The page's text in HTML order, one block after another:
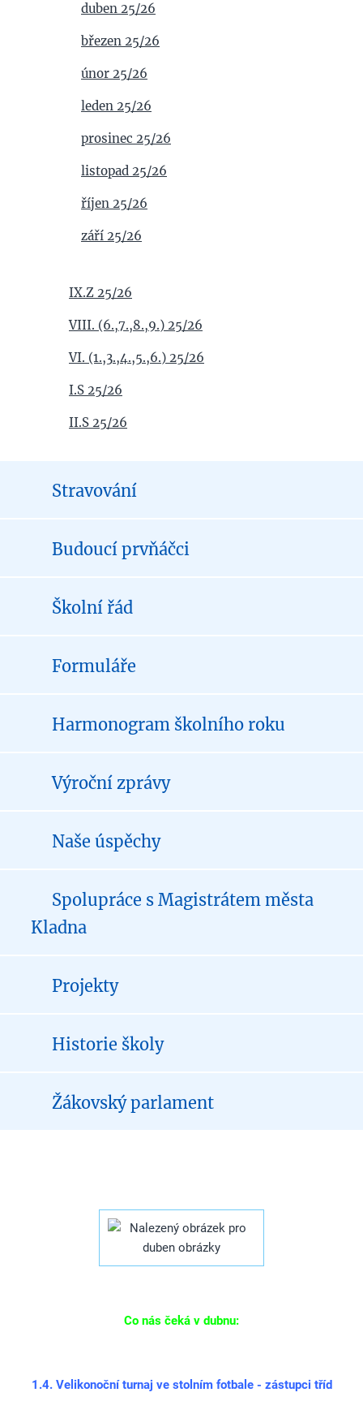
duben 25/26
březen 25/26
únor 25/26
leden 25/26
prosinec 25/26
listopad 25/26
říjen 25/26
září 25/26
IX.Z 25/26
VIII. (6.,7.,8.,9.) 25/26
VI. (1.,3.,4.,5.,6.) 25/26
I.S 25/26
II.S 25/26
Stravování
Budoucí prvňáčci
Školní řád
Formuláře
Harmonogram školního roku
Výroční zprávy
Naše úspěchy
Spolupráce s Magistrátem města
Kladna
Projekty
Historie školy
Žákovský parlament
Co nás čeká v dubnu:
1.4. Velikonoční turnaj ve stolním fotbale - zástupci tříd